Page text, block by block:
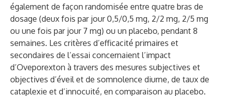
également de façon randomisée entre quatre bras de
dosage (deux fois par jour 0,5/0,5 mg, 2/2 mg, 2/5 mg
ou une fois par jour 7 mg) ou un placebo, pendant 8
semaines. Les critères d’efficacité primaires et
secondaires de l’essai concernaient l’impact
d’Oveporexton à travers des mesures subjectives et
objectives d’éveil et de somnolence diurne, de taux de
cataplexie et d’innocuité, en comparaison au placebo.